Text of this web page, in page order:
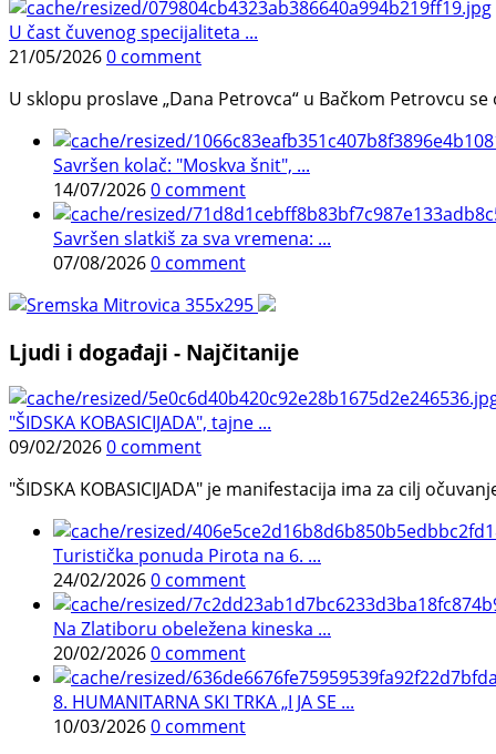
U čast čuvenog specijaliteta ...
21/05/20260 comment
U sklopu proslave „Dana Petrovca“ u Bačkom Petrovcu
Savršen kolač: "Moskva šnit", ...
14/07/20260 comment
Savršen slatkiš za sva vremena: ...
07/08/20260 comment
Ljudi i događaji - Najčitanije
"ŠIDSKA KOBASICIJADA", tajne ...
09/02/20260 comment
"ŠIDSKA KOBASICIJADA" je manifestacija ima za cilj
Turistička ponuda Pirota na 6. ...
24/02/20260 comment
Na Zlatiboru obeležena kineska ...
20/02/20260 comment
8. HUMANITARNA SKI TRKA „I JA SE ...
10/03/20260 comment